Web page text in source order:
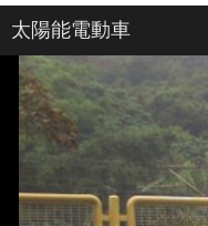
太陽能電動車